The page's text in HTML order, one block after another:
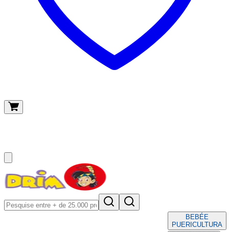
BEBÉE
PUERICULTURA